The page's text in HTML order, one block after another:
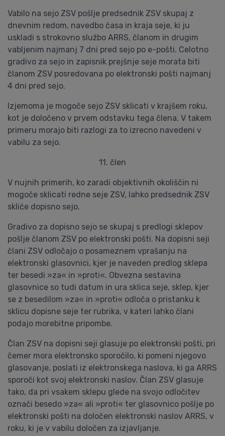
Vabilo na sejo ZSV pošlje predsednik ZSV skupaj z
dnevnim redom, navedbo časa in kraja seje, ki ju
uskladi s strokovno službo ARRS, članom in drugim
vabljenim najmanj 7 dni pred sejo po e-pošti. Celotno
gradivo za sejo in zapisnik prejšnje seje morata biti
članom ZSV posredovana po elektronski pošti najmanj
4 dni pred sejo.
Izjemoma je mogoče sejo ZSV sklicati v krajšem roku,
kot je določeno v prvem odstavku tega člena. V takem
primeru morajo biti razlogi za to izrecno navedeni v
vabilu za sejo.
11. člen
V nujnih primerih, ko zaradi objektivnih okoliščin ni
mogoče sklicati redne seje ZSV, lahko predsednik ZSV
skliče dopisno sejo.
Gradivo za dopisno sejo se skupaj s predlogi sklepov
pošlje članom ZSV po elektronski pošti. Na dopisni seji
člani ZSV odločajo o posameznem vprašanju na
elektronski glasovnici, kjer je naveden predlog sklepa
ter besedi »za« in »proti«. Obvezna sestavina
glasovnice so tudi datum in ura sklica seje, sklep, kjer
se z besedilom »za« in »proti« odloča o pristanku k
sklicu dopisne seje ter rubrika, v kateri lahko člani
podajo morebitne pripombe.
Član ZSV na dopisni seji glasuje po elektronski pošti, pri
čemer mora elektronsko sporočilo, ki pomeni njegovo
glasovanje, poslati iz elektronskega naslova, ki ga ARRS
sporoči kot svoj elektronski naslov. Član ZSV glasuje
tako, da pri vsakem sklepu glede na svojo odločitev
označi besedo »za« ali »proti« ter glasovnico pošlje po
elektronski pošti na določen elektronski naslov ARRS, v
roku, ki je v vabilu določen za izjavljanje.